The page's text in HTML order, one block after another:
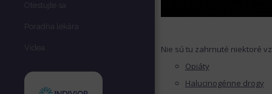
Otestujte sa
Poradňa lekára
Videa
Nie sú tu zahrnuté niektoré
Opiáty
Halucinogénne drogy